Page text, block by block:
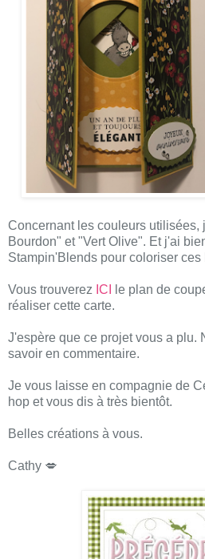
Concernant les couleurs utilisées,
Bourdon" et "Vert Olive". Et j'ai
Stampin'Blends pour coloriser ces
Vous trouverez ICI
le plan de
réaliser cette carte.
J'espère que ce projet vous a plu.
savoir en commentaire.
Je vous laisse en compagnie de
hop et vous dis à très bientôt.
Belles créations à vous.
Cathy 💋